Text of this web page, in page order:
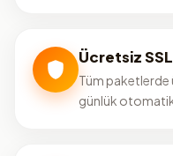
Ücretsiz
Tüm paketlerde
günlük